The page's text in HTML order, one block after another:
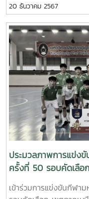
มหาวิทยาลัยเทคโนโลยีร
ราชวิทยาลัย วิทยาเขตล้
จัดการแข่งขันขึ้น ระหว่า
ละเอียดต่อไปนี้ กีฬาฟุต
รางวัลชนะเลิศ พร้อมเงิ
(ชาย) ได้รับถ้วยรางวัลร
3,000 บาท กีฬาวอลเ
พร้อมเงินรางวัล
เปตอง ทีมชาย ได้รับถ้ว
รางวัล 2,000 บาท กีฬ
เลิศ พร้อมเงินรางวัล
หญิง ตกรอบ กีฬาอีสปอ
อันดับที่ 1 พร้อมเงินรา
ตกรอบ
20 ธันวาคม 2567
ประมวลภาพการแข่ง
ครั้งที่ 50 รอบคัดเลือ
เข้าร่วมการแข่งขันกีฬา